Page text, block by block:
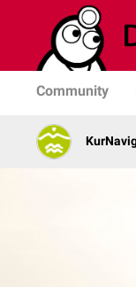
Community